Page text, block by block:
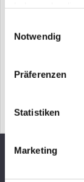
Notwendig
Präferenzen
Statistiken
Marketing